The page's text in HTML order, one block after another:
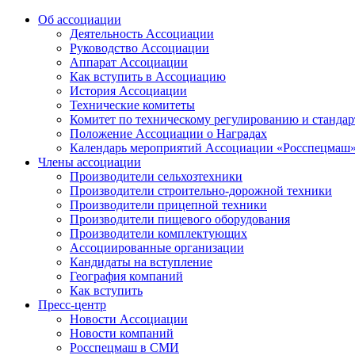
Об ассоциации
Деятельность Ассоциации
Руководство Ассоциации
Аппарат Ассоциации
Как вступить в Ассоциацию
История Ассоциации
Технические комитеты
Комитет по техническому регулированию и
Положение Ассоциации о Наградах
Календарь мероприятий Ассоциации «Росспецмаш»
Члены ассоциации
Производители сельхозтехники
Производители строительно-дорожной техники
Производители прицепной техники
Производители пищевого оборудования
Производители комплектующих
Ассоциированные организации
Кандидаты на вступление
География компаний
Как вступить
Пресс-центр
Новости Ассоциации
Новости компаний
Росспецмаш в СМИ